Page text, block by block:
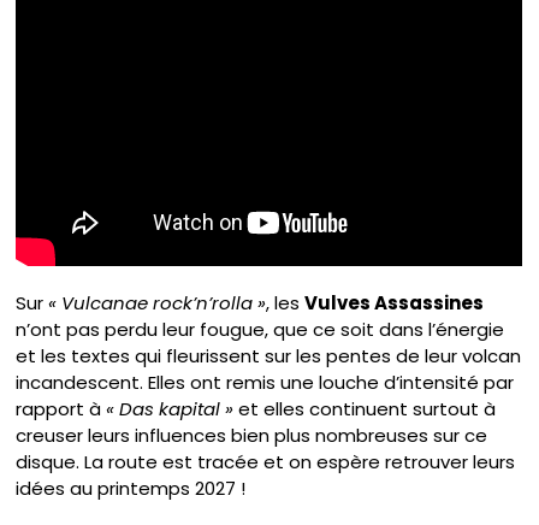
Sur« Vulcanae rock’n’rolla », lesVulves Assassines
n’ont pas perdu leur fougue, que ce soit dans l’énergie
et les textes qui fleurissent sur les pentes de leur volcan
incandescent. Elles ont remis une louche d’intensité par
rapport à« Das kapital »et elles continuent surtout à
creuser leurs influences bien plus nombreuses sur ce
disque. La route est tracée et on espère retrouver leurs
idées au printemps 2027 !